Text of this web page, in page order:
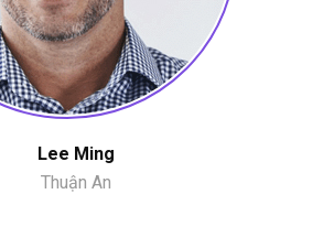
Lee Ming
Thuận An